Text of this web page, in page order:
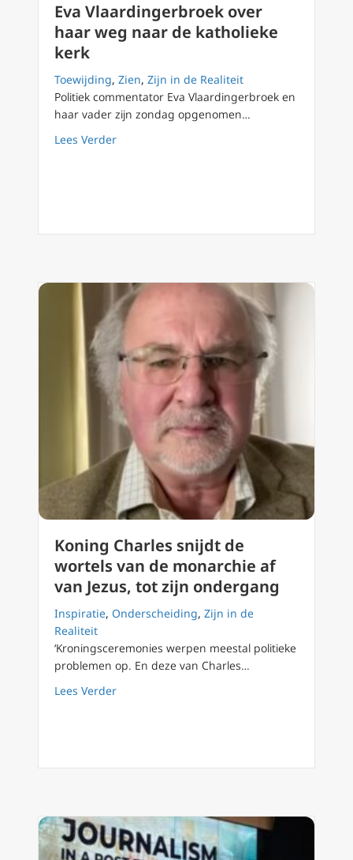
Eva Vlaardingerbroek over
haar weg naar de katholieke
kerk
Toewijding, Zien, Zijn in de Realiteit
Politiek commentator Eva Vlaardingerbroek en
haar vader zijn zondag opgenomen…
Lees Verderabout Eva Vlaardingerbroek over haar weg
Koning Charles snijdt de
wortels van de monarchie af
van Jezus, tot zijn ondergang
Inspiratie, Onderscheiding, Zijn in de
Realiteit
‘Kroningsceremonies werpen meestal politieke
problemen op. En deze van Charles…
Lees Verderabout Koning Charles snijdt de wortels van